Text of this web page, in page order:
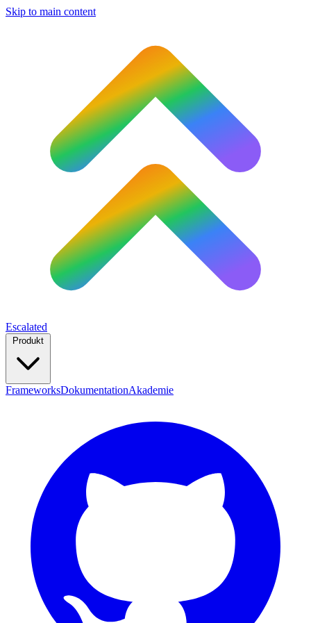
Skip to main content
Escalated
FrameworksDokumentationAkademie